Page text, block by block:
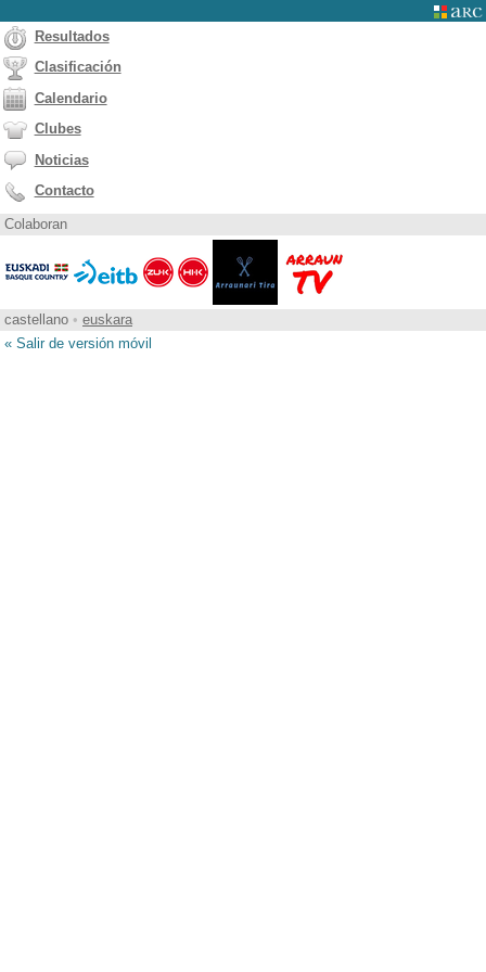
Resultados
Clasificación
Calendario
Clubes
Noticias
Contacto
Colaboran
castellano • euskara
« Salir de versión móvil